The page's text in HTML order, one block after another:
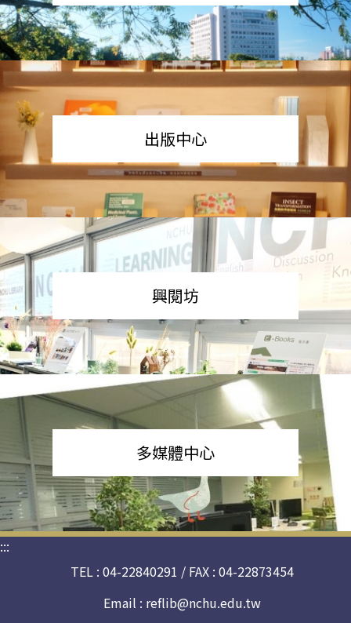
出版中心
興閱坊
多媒體中心
:::
TEL : 04-22840291 / FAX : 04-22873454
Email : reflib@nchu.edu.tw